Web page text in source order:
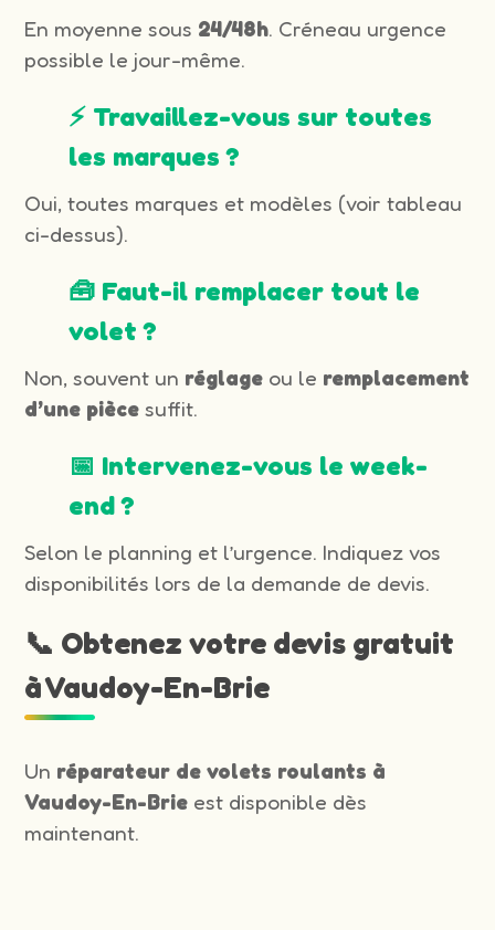
En moyenne sous 24/48h. Créneau urgence
possible le jour-même.
⚡ Travaillez-vous sur toutes
les marques ?
Oui, toutes marques et modèles (voir tableau
ci-dessus).
🧰 Faut-il remplacer tout le
volet ?
Non, souvent un réglage ou le remplacement
d’une pièce suffit.
📅 Intervenez-vous le week-
end ?
Selon le planning et l’urgence. Indiquez vos
disponibilités lors de la demande de devis.
📞 Obtenez votre devis gratuit
à Vaudoy-En-Brie
Un réparateur de volets roulants à
Vaudoy-En-Brie est disponible dès
maintenant.